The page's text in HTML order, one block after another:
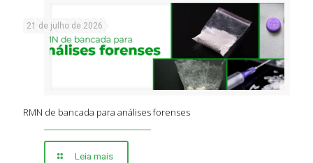
21 de julho de 2026
RMN de bancada para análises forenses
Leia mais